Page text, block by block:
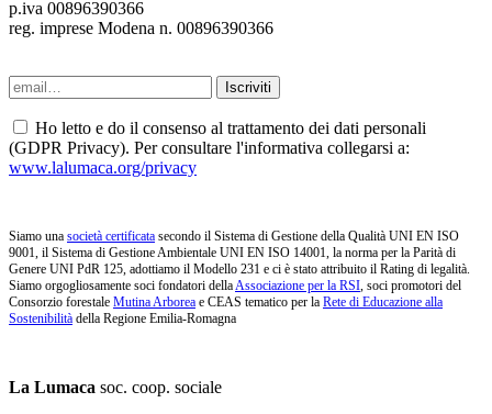
p.iva 00896390366
reg. imprese Modena n. 00896390366
Ho letto e do il consenso al trattamento dei dati personali
(GDPR Privacy). Per consultare l'informativa collegarsi a:
www.lalumaca.org/privacy
Siamo una società certificata secondo il Sistema di Gestione della Qualità UNI EN ISO
9001, il Sistema di Gestione Ambientale UNI EN ISO 14001, la norma per la Parità di
Genere UNI PdR 125, adottiamo il Modello 231 e ci è stato attribuito il Rating di legalità.
Siamo orgogliosamente soci fondatori dellaAssociazione per la RSI, soci promotori del
Consorzio forestale Mutina Arborea e CEAS tematico per la Rete di Educazione alla
Sostenibilità della Regione Emilia-Romagna
La Lumaca soc. coop. sociale